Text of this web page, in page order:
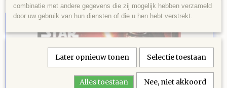
combinatie met andere gegevens die zij mogelijk hebben verzameld
door uw gebruik van hun diensten of die u hen hebt verstrekt.
Later opnieuw tonen Selectie toestaan
Alles toestaan Nee, niet akkoord